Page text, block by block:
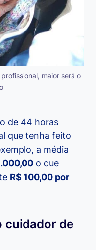
maior será o
de 44 horas
que tenha feito
a média
o que
R$ 100,00 por
cuidador de